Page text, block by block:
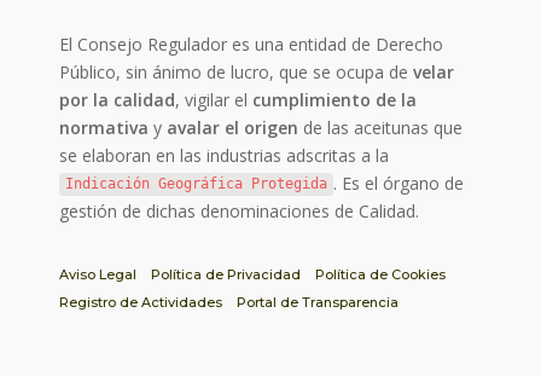
El Consejo Regulador es una entidad de Derecho
Público, sin ánimo de lucro, que se ocupa develar
por la calidad, vigilar el cumplimiento de la
normativa y avalar el origen de las aceitunas que
se elaboran en las industrias adscritas a la
Indicación Geográfica Protegida . Es el órgano de
gestión de dichas denominaciones de Calidad.
Aviso Legal Política de Privacidad
Política de Cookies
Registro de Actividades
Portal de Transparencia